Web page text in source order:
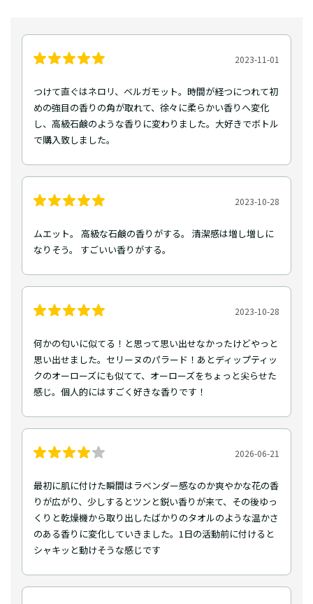
2023-11-01
つけて直ぐはネロリ、ベルガモット。時間が経つにつれて初
めの強目の香りの角が取れて、徐々に柔らかい香りへ変化
し、高級石鹸のような香りに変わりました。大好きでボトル
で購入致しました。
2023-10-28
ムエット。 高級な石鹸の香りがする。 清潔感は増し増しに
なりそう。 すごいい香りがする。
2023-10-28
何かの匂いに似てる！と思って思い出せなかったけどやっと
思い出せました。セリーヌのパラード！あとディップティッ
クのオーローズにも似てて、オーローズをちょっと尖らせた
感じ。個人的にはすごく好きな香りです！
2026-06-21
最初に肌に付けた瞬間はラベンダー感なのか爽やかな花の香
りが広がり、少しするとツンと鋭い香りが来て、その後ゆっ
くりと乾燥機から取り出したばかりのタオルのような温かさ
のある香りに変化していきました。1日の活動前に付けると
シャキッと動けそうな感じです